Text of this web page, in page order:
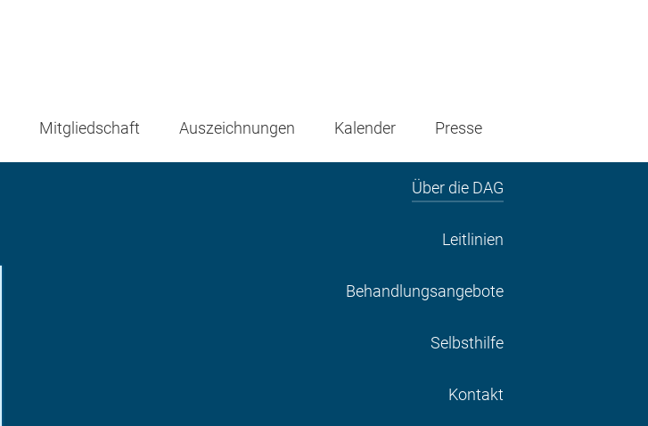
Mitgliedschaft Auszeichnungen Kalender Presse
Über die DAG
Leitlinien
Behandlungsangebote
Selbsthilfe
Kontakt